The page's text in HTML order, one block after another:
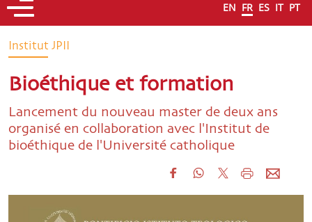
EN FR ES IT PT
Institut JPII
Bioéthique et formation
Lancement du nouveau master de deux ans
organisé en collaboration avec l'Institut de
bioéthique de l'Université catholique